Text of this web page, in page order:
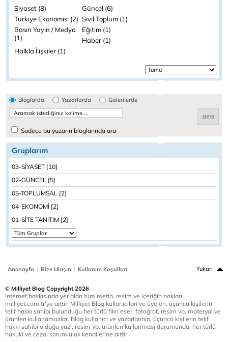
Siyaset (8)
Güncel (6)
Türkiye Ekonomisi (2) Sivil Toplum (1)
Basın Yayın / Medya
(1)
Eğitim (1)
Haber (1)
Halkla İlişkiler (1)
Bloglarda Yazarlarda Galerilerde
Sadece bu yazarın bloglarında ara
Gruplarım
03-SİYASET [10]
02-GÜNCEL [5]
05-TOPLUMSAL [2]
04-EKONOMİ [2]
01-SİTE TANITIM [2]
Anasayfa | Bize Ulaşın | Kullanım Koşulları Yukarı
© Milliyet Blog Copyright 2026
İnternet baskısında yer alan tüm metin, resim ve içeriğin hakları
milliyet.com.tr'ye aittir. Milliyet Blog kullanıcıları ve üyeleri, üçüncü kişilerin
telif hakkı sahibi bulunduğu her türlü fikri eser, fotoğraf, resim vb. materyal ve
ürünleri kullanamazlar. Blog kullanıcı ve yazarlarının, üçüncü kişilerin telif
hakkı sahibi olduğu yazı, resim vb. ürünleri kullanması durumunda, her türlü
hukuki ve cezai sorumluluk kendilerine aittir.